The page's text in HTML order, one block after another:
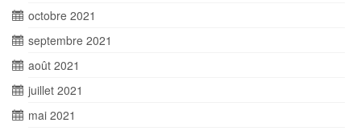
octobre 2021
septembre 2021
août 2021
juillet 2021
mai 2021